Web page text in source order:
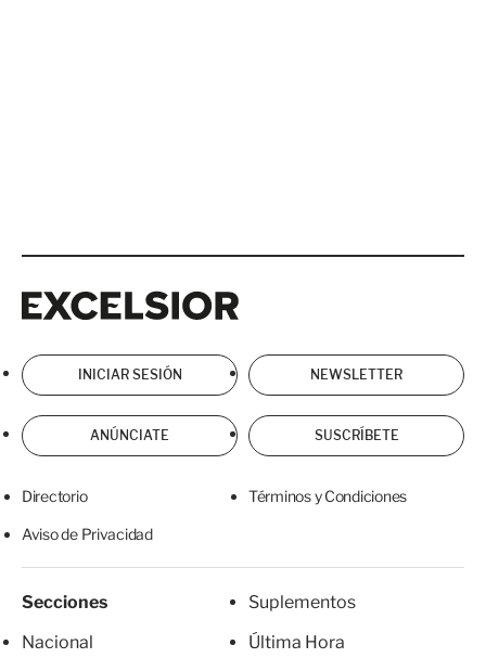
INICIAR SESIÓN NEWSLETTER
ANÚNCIATE SUSCRÍBETE
Directorio Términos y Condiciones
Aviso de Privacidad
Secciones
Nacional
Suplementos
Última Hora